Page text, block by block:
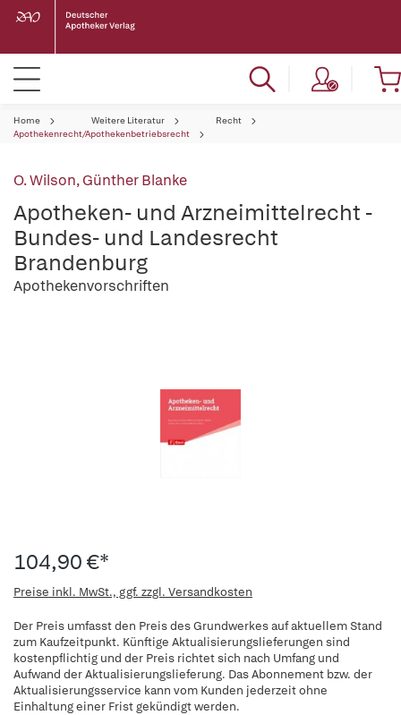
Home Weitere Literatur
Recht
Apothekenrecht/Apothekenbetriebsrecht
O. Wilson,Günther Blanke
Apotheken- und Arzneimittelrecht -
Bundes- und Landesrecht
Brandenburg
Apothekenvorschriften
104,90 €*
Preise inkl. MwSt., ggf. zzgl. Versandkosten
Der Preis umfasst den Preis des Grundwerkes auf aktuellem Stand
zum Kaufzeitpunkt. Künftige Aktualisierungslieferungen sind
kostenpflichtig und der Preis richtet sich nach Umfang und
Aufwand der Aktualisierungslieferung. Das Abonnement bzw. der
Aktualisierungsservice kann vom Kunden jederzeit ohne
Einhaltung einer Frist gekündigt werden.